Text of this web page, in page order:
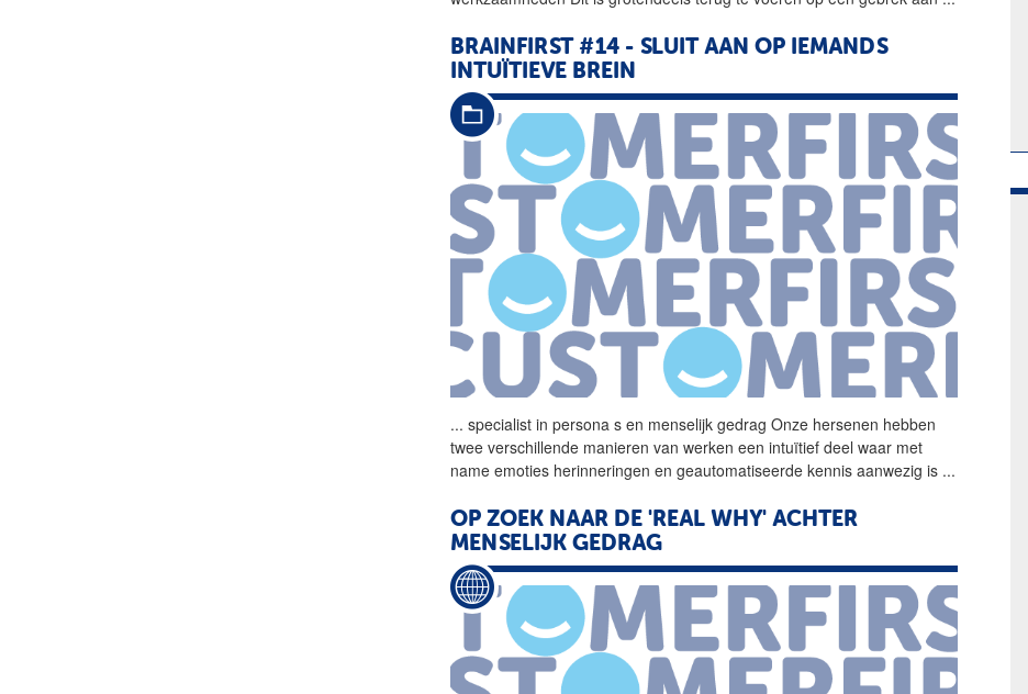
BRAINFIRST #14 - SLUIT AAN OP IEMANDS
INTUÏTIEVE BREIN
... specialist in persona s en menselijk gedrag Onze hersenen hebben
twee verschillende manieren van werken een intuïtief deel waar met
name emoties herinneringen en geautomatiseerde kennis aanwezig is ...
OP ZOEK NAAR DE 'REAL WHY' ACHTER
MENSELIJK GEDRAG